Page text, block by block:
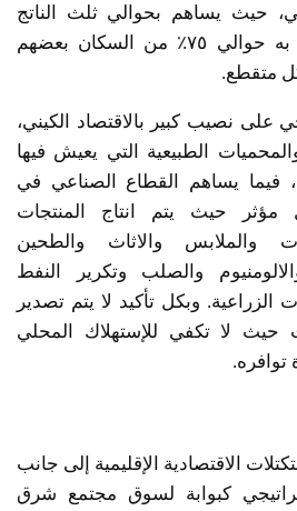
حيث يساهم بحوالي ثلث الناتج
الاجمال المحلي ويعمل به حوالي ٧٥٪ من السكان بعضهم
متقطع.
على نصيب كبير بالاقتصاد الكيني،
الطبيعية التي يعيش فيها
فيما يساهم القطاع الصناعي في
مؤثر حيث يتم انتاج المنتجات
والملابس والاثاث والطحين
والصلب وتكرير النفط
وبكل تأكيد لا يتم تصدير
لا تكفي للإستهلاك المحلي
توافره.
الاقتصادية الإقليمية إلى جانب
كبوابة لسوق مجتمع شرق